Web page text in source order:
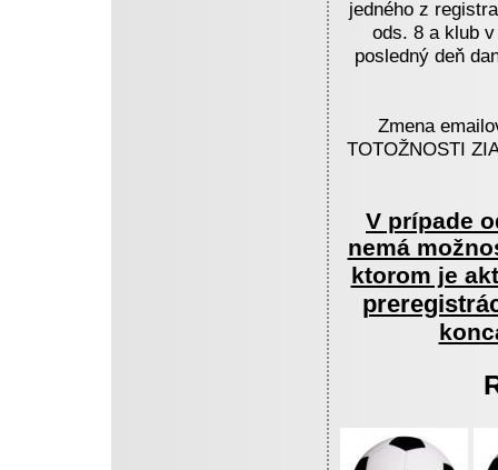
jedného z
ods. 8 a klub
posledný deň
Zmena
TOTOŽNOSTI
V prípade
nemá
ktorom je